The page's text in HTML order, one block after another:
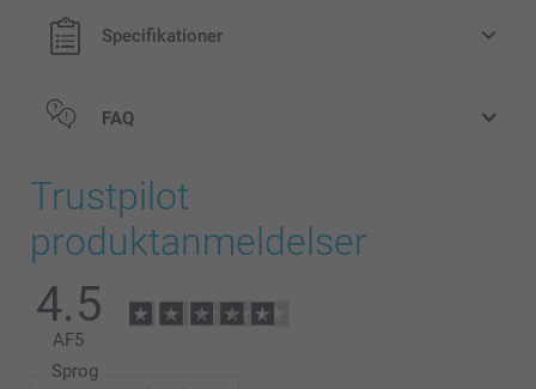
Sepia
Specifikationer
FAQ
Trustpilot
produktanmeldelser
4.5
AF5
Sprog